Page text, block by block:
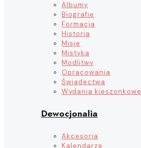
Albumy
Biografie
Formacja
Historia
Misje
Mistyka
Modlitwy
Opracowania
Świadectwa
Wydania kieszonkowe
Dewocjonalia
Akcesoria
Kalendarze